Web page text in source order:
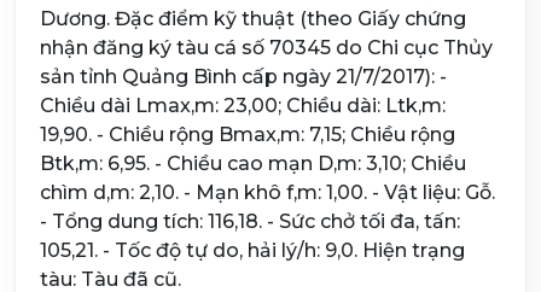
Dương. Đặc điểm kỹ thuật (theo Giấy chứng
nhận đăng ký tàu cá số 70345 do Chi cục Thủy
sản tỉnh Quảng Bình cấp ngày 21/7/2017): -
Chiều dài Lmax,m: 23,00; Chiều dài: Ltk,m:
19,90. - Chiều rộng Bmax,m: 7,15; Chiều rộng
Btk,m: 6,95. - Chiều cao mạn D,m: 3,10; Chiều
chìm d,m: 2,10. - Mạn khô f,m: 1,00. - Vật liệu: Gỗ.
- Tổng dung tích: 116,18. - Sức chở tối đa, tấn:
105,21. - Tốc độ tự do, hải lý/h: 9,0. Hiện trạng
tàu: Tàu đã cũ.